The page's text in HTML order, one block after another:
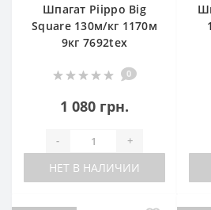
Шпагат Piippo Big
Square 130м/кг 1170м
9кг 7692tex
0
1 080 грн.
- +
НЕТ В НАЛИЧИИ